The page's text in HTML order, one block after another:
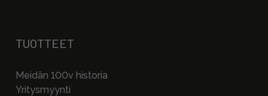
TUOTTEET
Meidän 100v historia
Yritysmyynti